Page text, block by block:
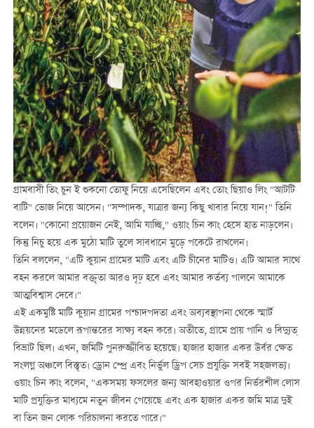
গ্রামবাসী তিং চুন ই শুকনো তোফু নিয়ে এসেছিলেন এবং তোং ছিয়াও লিং "আটটি
বাটি" ভোজ নিয়ে আসেন। "সম্পাদক, যাত্রার জন্য কিছু খাবার নিয়ে যান!" তিনি
বলেন। "কোনো প্রয়োজন নেই, আমি যাচ্ছি," ওয়াং চিন কাং হেসে হাত নাড়লেন।
কিন্তু নিচু হয়ে এক মুঠো মাটি তুলে সাবধানে মুড়ে পকেটে রাখলেন।
তিনি বললেন, "এটি কুয়ান গ্রামের মাটি এবং এটি চীনের মাটিও। এটি আমার সাথে
বহন করলে আমার বক্তৃতা আরও দৃঢ় হবে এবং আমার কর্তব্য পালনে আমাকে
আত্মবিশ্বাস দেবে।"
এই একমুষ্টি মাটি কুয়ান গ্রামের পশ্চাদপদতা এবং অব্যবস্থাপনা থেকে স্মার্ট
উন্নয়নের মডেলে রূপান্তরের সাক্ষ্য বহন করে। অতীতে, গ্রামে প্রায় পানি ও বিদ্যুত্
বিভ্রাট ছিল। এখন, জমিটি পুনরুজ্জীবিত হয়েছে। হাজার হাজার একর উর্বর ক্ষেত
সংলগ্ন অঞ্চলে বিস্তৃত। ড্রোন স্প্রে এবং নির্ভুল ড্রিপ সেচ প্রযুক্তি সবই সহজলভ্য।
ওয়াং চিন কাং বলেন, "একসময় ফসলের জন্য আবহাওয়ার ওপর নির্ভরশীল লোস
মাটি প্রযুক্তির মাধ্যমে নতুন জীবন পেয়েছে এবং এক হাজার একর জমি মাত্র দুই
বা তিন জন লোক পরিচালনা করতে পারে।"